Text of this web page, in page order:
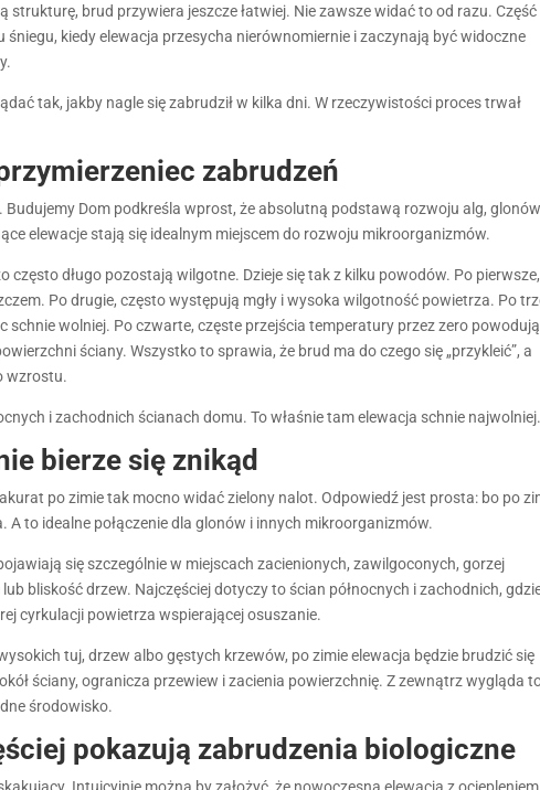
strukturę, brud przywiera jeszcze łatwiej. Nie zawsze widać to od razu. Część
śniegu, kiedy elewacja przesycha nierównomiernie i zaczynają być widoczne
tak, jakby nagle się zabrudził w kilka dni. W rzeczywistości proces trwał
zabrudzeń
Budujemy Dom podkreśla wprost, że absolutną podstawą rozwoju alg,
elewacje stają się idealnym miejscem do rozwoju mikroorganizmów.
często długo pozostają wilgotne. Dzieje się tak z kilku powodów. Po pierwsze,
Po drugie, często występują mgły i wysoka wilgotność powietrza. Po
schnie wolniej. Po czwarte, częste przejścia temperatury przez zero powodują
ściany. Wszystko to sprawia, że brud ma do czego się „przykleić”, a
wzrostu.
i zachodnich ścianach domu. To właśnie tam elewacja schnie najwolniej.
bierze się znikąd
po zimie tak mocno widać zielony nalot. Odpowiedź jest prosta: bo po
to idealne połączenie dla glonów i innych mikroorganizmów.
się szczególnie w miejscach zacienionych, zawilgoconych, gorzej
bliskość drzew. Najczęściej dotyczy to ścian północnych i zachodnich,
cyrkulacji powietrza wspierającej osuszanie.
tuj, drzew albo gęstych krzewów, po zimie elewacja będzie brudzić się
ściany, ogranicza przewiew i zacienia powierzchnię. Z zewnątrz wygląda
środowisko.
pokazują zabrudzenia biologiczne
Intuicyjnie można by założyć, że nowoczesna elewacja z ociepleniem